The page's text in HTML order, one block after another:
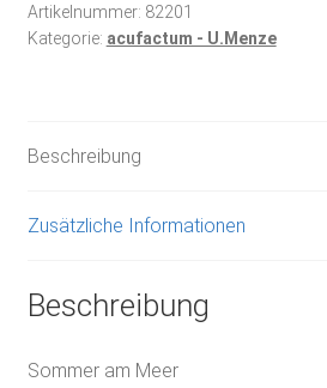
Artikelnummer: 82201
Kategorie: acufactum - U.Menze
Beschreibung
Zusätzliche Informationen
Beschreibung
Sommer am Meer